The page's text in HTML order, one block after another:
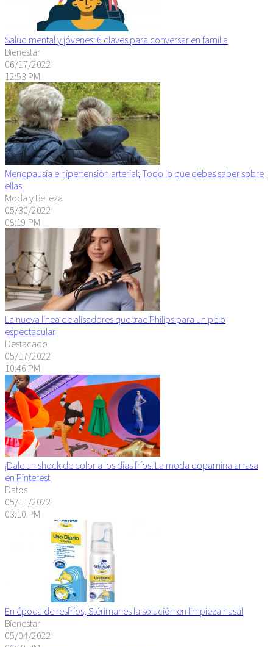
Salud mental y jóvenes: 6 claves para conversar en familia
Bienestar
06/17/2022
12:53 PM
Menopausia e hipertensión arterial; Todo lo que debes saber sobre
ellas
Moda y Belleza
05/30/2022
08:19 PM
La nueva línea de alisadores que trae Philips para un pelo
espectacular
Destacado
05/17/2022
10:46 PM
¡Dale un shock de color a los días fríos! La moda dopamina arrasa
en Pinterest
Datos
05/11/2022
03:10 PM
En época de resfríos, Stérimar es la solución en limpieza nasal
Bienestar
05/04/2022